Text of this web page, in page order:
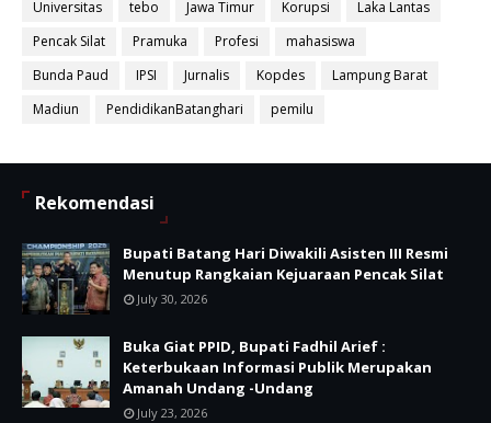
Universitas
tebo Jawa Timur Korupsi
Laka Lantas
Pencak Silat
Pramuka Profesi
mahasiswa
Bunda Paud
IPSI Jurnalis Kopdes
Lampung Barat
Madiun
PendidikanBatanghari pemilu
Rekomendasi
Bupati Batang Hari Diwakili Asisten III Resmi
Menutup Rangkaian Kejuaraan Pencak Silat
July 30, 2026
Buka Giat PPID, Bupati Fadhil Arief :
Keterbukaan Informasi Publik Merupakan
Amanah Undang -Undang
July 23, 2026